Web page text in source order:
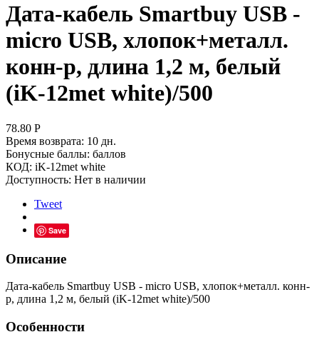
Дата-кабель Smartbuy USB -
micro USB, хлопок+металл.
конн-р, длина 1,2 м, белый
(iK-12met white)/500
78.80 Р
Время возврата: 10 дн.
Бонусные баллы: баллов
КОД: iK-12met white
Доступность: Нет в наличии
Tweet
Save
Описание
Дата-кабель Smartbuy USB - micro USB, хлопок+металл. конн-
р, длина 1,2 м, белый (iK-12met white)/500
Особенности